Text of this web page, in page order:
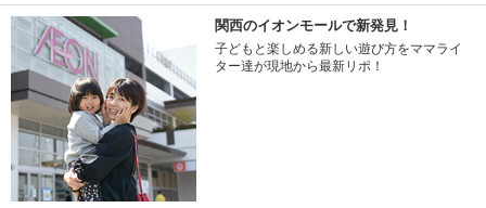
関西のイオンモールで新発見！
子どもと楽しめる新しい遊び方をママライ
ター達が現地から最新リポ！